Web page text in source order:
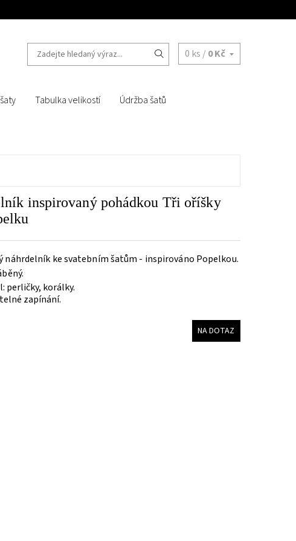
0 ks /0 Kč
Tabulka velikostí
Údržba šatů
inspirovaný pohádkou Tři oříšky
náhrdelník ke svatebním šatům - inspirováno Popelkou.
perličky, korálky.
zapínání.
NA DOTAZ